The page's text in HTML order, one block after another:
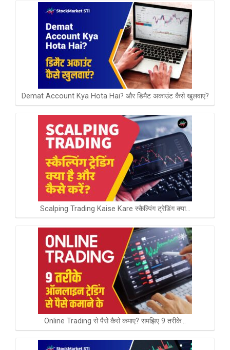
Demat Account Kya Hota Hai? और डिमैट अकाउंट कैसे खुलवाएं?
Scalping Trading Kaise Kare स्कैल्पिंग ट्रेडिंग क्या…
Online Trading से पैसे कैसे कमाए? समझिए 9 तरीके…